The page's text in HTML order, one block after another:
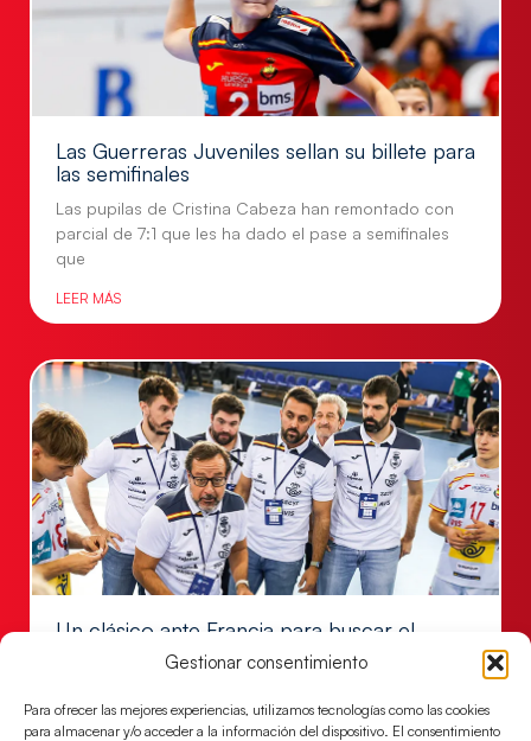
Gestionar consentimiento
Para ofrecer las mejores experiencias, utilizamos tecnologías como las cookies
para almacenar y/o acceder a la información del dispositivo. El consentimiento
Las Guerreras Juveniles sellan su billete para
las semifinales
Las pupilas de Cristina Cabeza han remontado con
parcial de 7:1 que les ha dado el pase a semifinales
que
LEER MÁS
Un clásico ante Francia para buscar el
billete a semifinales del EHF EURO 2026
cuartos de final, este jueves a las 17:00h.